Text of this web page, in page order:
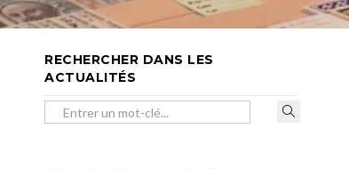
RECHERCHER DANS LES
ACTUALITÉS